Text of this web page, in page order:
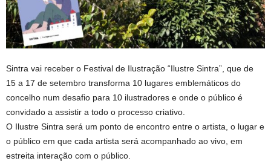
Sintra vai receber o Festival de Ilustração “Ilustre Sintra”, que de
15 a 17 de setembro transforma 10 lugares emblemáticos do
concelho num desafio para 10 ilustradores e onde o público é
convidado a assistir a todo o processo criativo.
O Ilustre Sintra será um ponto de encontro entre o artista, o lugar e
o público em que cada artista será acompanhado ao vivo, em
estreita interação com o público.